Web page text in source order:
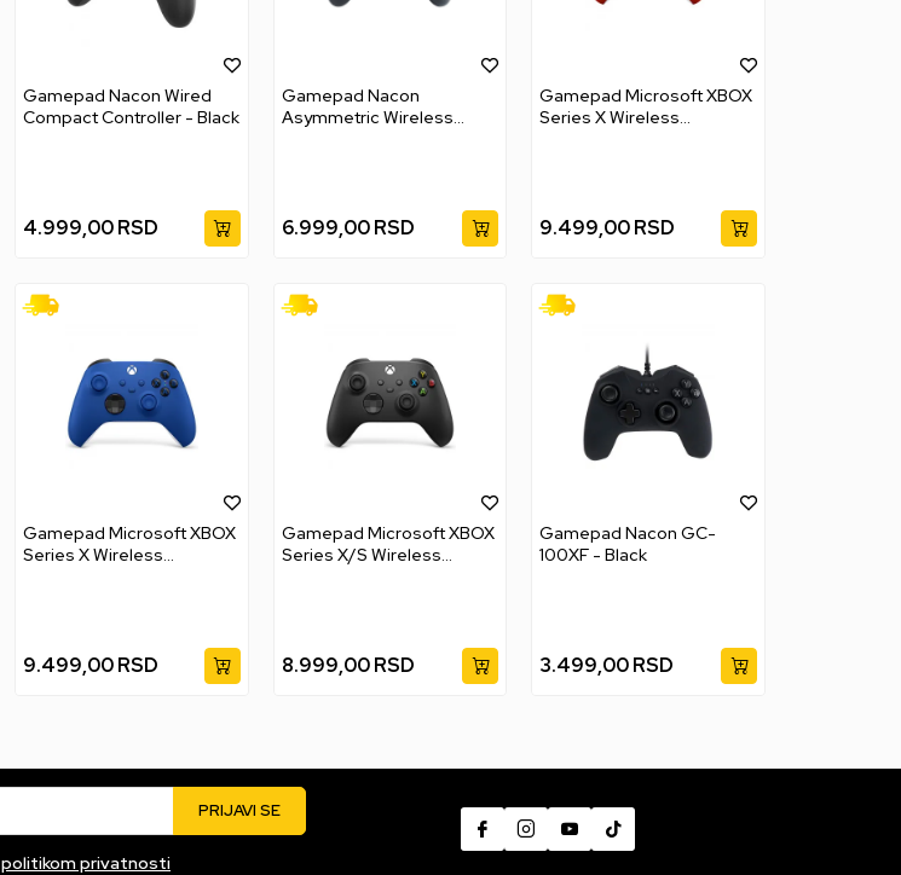
Gamepad Nacon Wired
Compact Controller - Black
4.999,00 RSD
Gamepad Nacon
Asymmetric Wireless
6.999,00 RSD
Gamepad Microsoft XBOX
Series X Wireless
9.499,00RSD
Gamepad Microsoft XBOX
Series X Wireless
9.499,00 RSD
Gamepad Microsoft XBOX
Series X/S Wireless
8.999,00 RSD
Gamepad Nacon GC-
100XF - Black
3.499,00RSD
PRIJAVI SE
politikom privatnosti